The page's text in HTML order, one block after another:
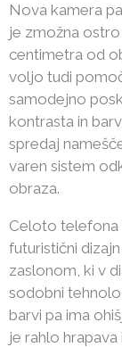
Nova kamera
je zmožna
centimetra od
voljo tudi
samodejno
kontrasta in
spredaj
varen sistem
obraza.
Celoto telefona
futuristični
zaslonom, ki v
sodobni
barvi pa ima
je rahlo